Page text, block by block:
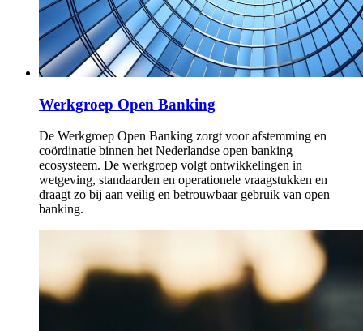
Werkgroep Open Banking
De Werkgroep Open Banking zorgt voor afstemming en
coördinatie binnen het Nederlandse open banking
ecosysteem. De werkgroep volgt ontwikkelingen in
wetgeving, standaarden en operationele vraagstukken en
draagt zo bij aan veilig en betrouwbaar gebruik van open
banking.